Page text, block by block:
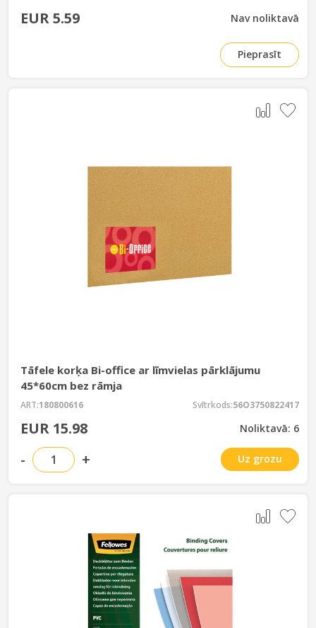
EUR 5.59 Nav noliktavā
Pieprasīt
Tāfele korķa Bi-office ar līmvielas pārklājumu
45*60cm bez rāmja
ART:180800616 Svītrkods:56O3750822417
EUR 15.98 Noliktavā: 6
- + Uz grozu